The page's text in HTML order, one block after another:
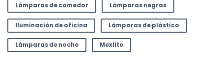
Lámparas de comedor Lámparas negras
Iluminación de oficina Lámparas de plástico
Lámparas de noche Mexlite